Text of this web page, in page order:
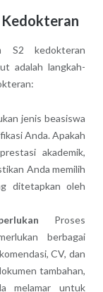
Kedokteran
S2 kedokteran
adalah langkah-
jenis beasiswa
Anda. Apakah
akademik,
Anda memilih
ditetapkan oleh
Proses
berbagai
CV, dan
tambahan,
melamar untuk